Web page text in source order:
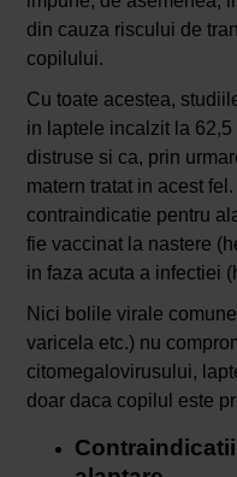
din cauza riscului de
copilului.
Cu toate acestea,
in laptele incalzit la 62,5
distruse si ca, prin
matern tratat in acest
contraindicatie pentru
fie vaccinat la nastere
in faza acuta a infectiei
Nici bolile virale
varicela etc.) nu
citomegalovirusului,
doar daca copilul este